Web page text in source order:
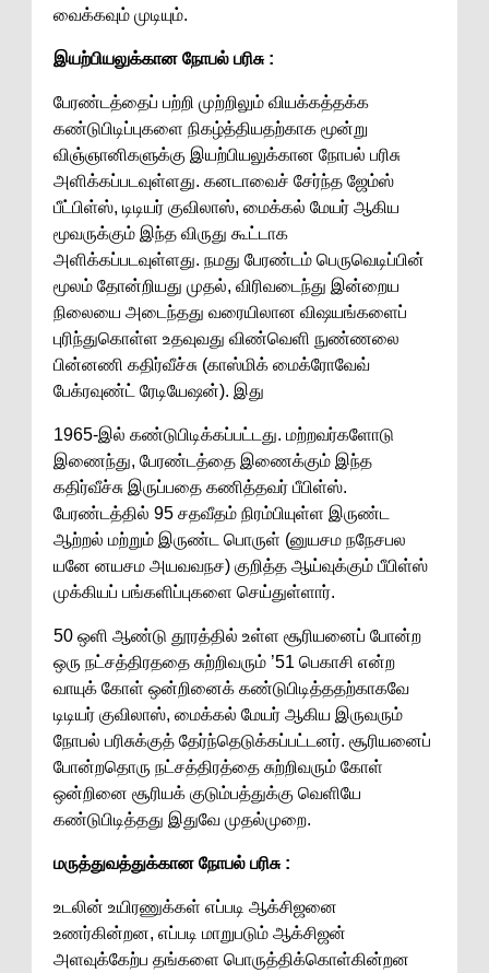
வைக்கவும் முடியும்.
இயற்பியலுக்கான நோபல் பரிசு :
பேரண்டத்தைப் பற்றி முற்றிலும் வியக்கத்தக்க
கண்டுபிடிப்புகளை நிகழ்த்தியதற்காக மூன்று
விஞ்ஞானிகளுக்கு இயற்பியலுக்கான நோபல் பரிசு
அளிக்கப்படவுள்ளது. கனடாவைச் சேர்ந்த ஜேம்ஸ்
பீட்பிள்ஸ், டிடியர் குவிலாஸ், மைக்கல் மேயர் ஆகிய
மூவருக்கும் இந்த விருது கூட்டாக
அளிக்கப்படவுள்ளது. நமது பேரண்டம் பெருவெடிப்பின்
மூலம் தோன்றியது முதல், விரிவடைந்து இன்றைய
நிலையை அடைந்தது வரையிலான விஷயங்களைப்
புரிந்துகொள்ள உதவுவது விண்வெளி நுண்ணலை
பின்னணி கதிர்வீச்சு (காஸ்மிக் மைக்ரோவேவ்
பேக்ரவுண்ட் ரேடியேஷன்). இது
1965-இல் கண்டுபிடிக்கப்பட்டது. மற்றவர்களோடு
இணைந்து, பேரண்டத்தை இணைக்கும் இந்த
கதிர்வீச்சு இருப்பதை கணித்தவர் பீபிள்ஸ்.
பேரண்டத்தில் 95 சதவீதம் நிரம்பியுள்ள இருண்ட
ஆற்றல் மற்றும் இருண்ட பொருள் (னுயசம நநேசபல
யனே னயசம அயவவநச) குறித்த ஆய்வுக்கும் பீபிள்ஸ்
முக்கியப் பங்களிப்புகளை செய்துள்ளார்.
50 ஒளி ஆண்டு தூரத்தில் உள்ள சூரியனைப் போன்ற
ஒரு நட்சத்திரததை சுற்றிவரும் ’51 பெகாசி என்ற
வாயுக் கோள் ஒன்றினைக் கண்டுபிடித்ததற்காகவே
டிடியர் குவிலாஸ், மைக்கல் மேயர் ஆகிய இருவரும்
நோபல் பரிசுக்குத் தேர்ந்தெடுக்கப்பட்டனர். சூரியனைப்
போன்றதொரு நட்சத்திரத்தை சுற்றிவரும் கோள்
ஒன்றினை சூரியக் குடும்பத்துக்கு வெளியே
கண்டுபிடித்தது இதுவே முதல்முறை.
மருத்துவத்துக்கான நோபல் பரிசு :
உடலின் உயிரணுக்கள் எப்படி ஆக்சிஜனை
உணர்கின்றன, எப்படி மாறுபடும் ஆக்சிஜன்
அளவுக்கேற்ப தங்களை பொருத்திக்கொள்கின்றன